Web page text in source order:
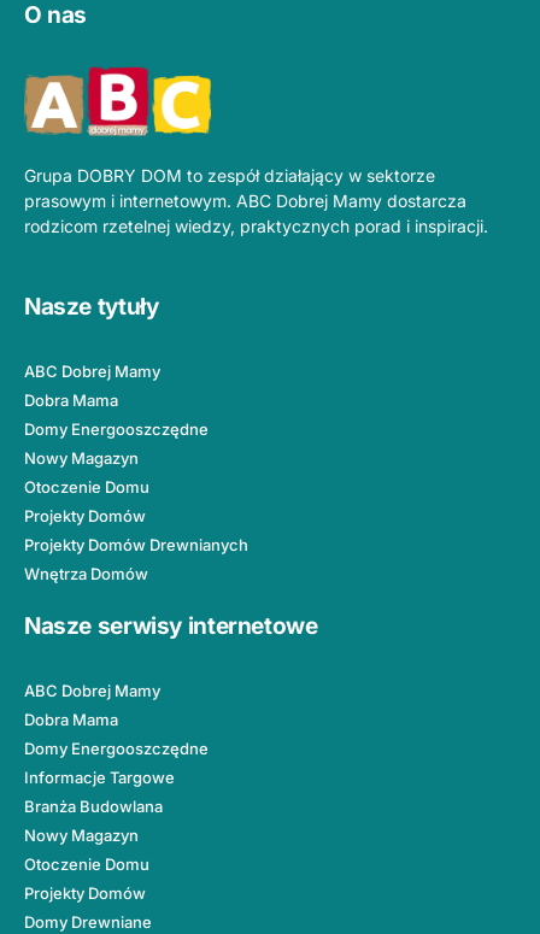
O nas
Grupa DOBRY DOM to zespół działający w sektorze
prasowym i internetowym. ABC Dobrej Mamy dostarcza
rodzicom rzetelnej wiedzy, praktycznych porad i inspiracji.
Nasze tytuły
ABC Dobrej Mamy
Dobra Mama
Domy Energooszczędne
Nowy Magazyn
Otoczenie Domu
Projekty Domów
Projekty Domów Drewnianych
Wnętrza Domów
Nasze serwisy internetowe
ABC Dobrej Mamy
Dobra Mama
Domy Energooszczędne
Informacje Targowe
Branża Budowlana
Nowy Magazyn
Otoczenie Domu
Projekty Domów
Domy Drewniane